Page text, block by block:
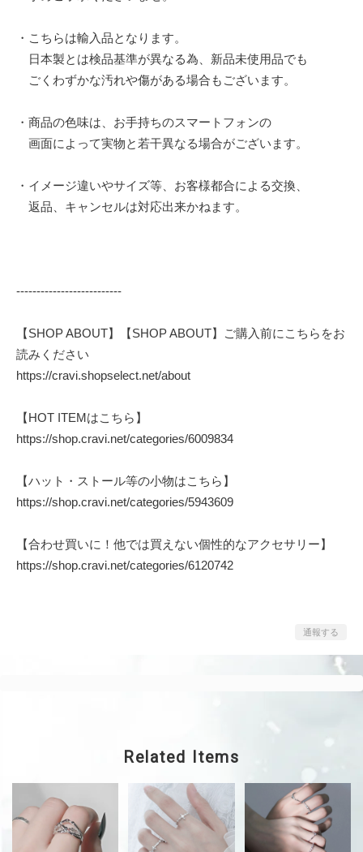
・こちらは輸入品となります。
日本製とは検品基準が異なる為、新品未使用品でも
ごくわずかな汚れや傷がある場合もございます。
・商品の色味は、お手持ちのスマートフォンの
画面によって実物と若干異なる場合がございます。
・イメージ違いやサイズ等、お客様都合による交換、
返品、キャンセルは対応出来かねます。
--------------------------
【SHOP ABOUT】【SHOP ABOUT】ご購入前にこちらをお
読みください
https://cravi.shopselect.net/about
【HOT ITEMはこちら】
https://shop.cravi.net/categories/6009834
【ハット・ストール等の小物はこちら】
https://shop.cravi.net/categories/5943609
【合わせ買いに！他では買えない個性的なアクセサリー】
https://shop.cravi.net/categories/6120742
通報する
Related Items